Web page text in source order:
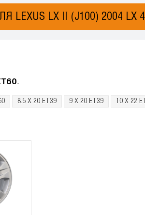
LEXUS LX II (J100) 2004 LX
.
8.5 X 20 ET39 9 X 20 ET39 10 X 22